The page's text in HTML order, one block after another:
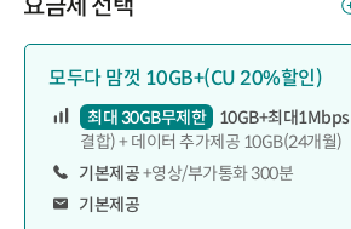
요금제 선택
모두다 맘껏 10GB+(CU 20%할인)
최대 30GB무제한 10GB+최대1Mbps
결합) + 데이터 추가제공 10GB(24개월)
기본제공+영상/부가통화 300분
기본제공